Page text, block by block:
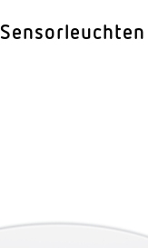
Sensor­leuchten